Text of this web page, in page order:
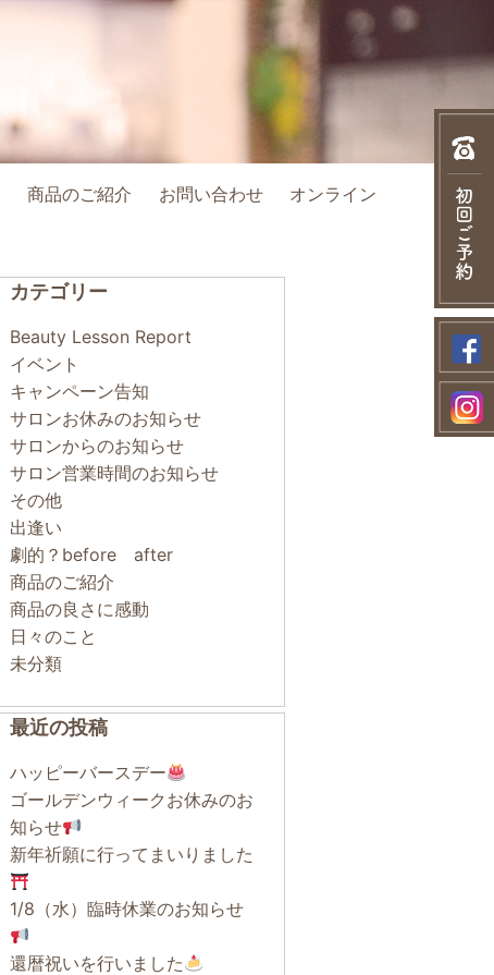
商品のご紹介 お問い合わせ オンライン
カテゴリー
Beauty Lesson Report
イベント
キャンペーン告知
サロンお休みのお知らせ
サロンからのお知らせ
サロン営業時間のお知らせ
その他
出逢い
劇的？before after
商品のご紹介
商品の良さに感動
日々のこと
未分類
最近の投稿
ハッピーバースデー
ゴールデンウィークお休みのお
知らせ
新年祈願に行ってまいりました
1/8（水）臨時休業のお知らせ
還暦祝いを行いました